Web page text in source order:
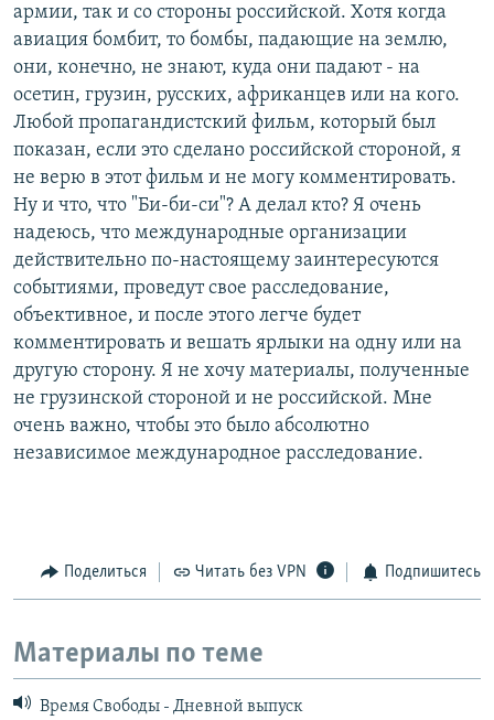
армии, так и со стороны российской. Хотя когда
авиация бомбит, то бомбы, падающие на землю,
они, конечно, не знают, куда они падают - на
осетин, грузин, русских, африканцев или на кого.
Любой пропагандистский фильм, который был
показан, если это сделано российской стороной, я
не верю в этот фильм и не могу комментировать.
Ну и что, что "Би-би-си"? А делал кто? Я очень
надеюсь, что международные организации
действительно по-настоящему заинтересуются
событиями, проведут свое расследование,
объективное, и после этого легче будет
комментировать и вешать ярлыки на одну или на
другую сторону. Я не хочу материалы, полученные
не грузинской стороной и не российской. Мне
очень важно, чтобы это было абсолютно
независимое международное расследование.
Поделиться Читать без VPN Подпишитесь
Материалы по теме
Время Свободы - Дневной выпуск